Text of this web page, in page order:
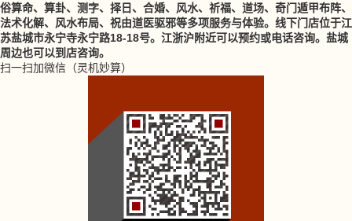
俗算命、算卦、测字、择日、合婚、风水、祈福、道场、奇门遁甲布阵、
法术化解、风水布局、祝由道医驱邪等多项服务与体验。线下门店位于江
苏盐城市永宁寺永宁路18-18号。江浙沪附近可以预约或电话咨询。盐城
周边也可以到店咨询。
扫一扫加微信（灵机妙算）